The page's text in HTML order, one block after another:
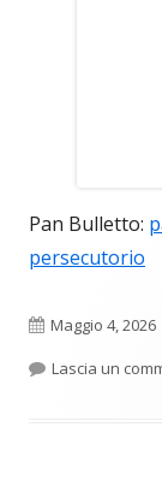
Pan Bulletto:
persecutorio
Pubblicato
Maggio 4, 2026
Lascia un